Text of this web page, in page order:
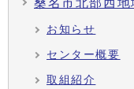
桑名市北部西
お知らせ
センター概要
取組紹介